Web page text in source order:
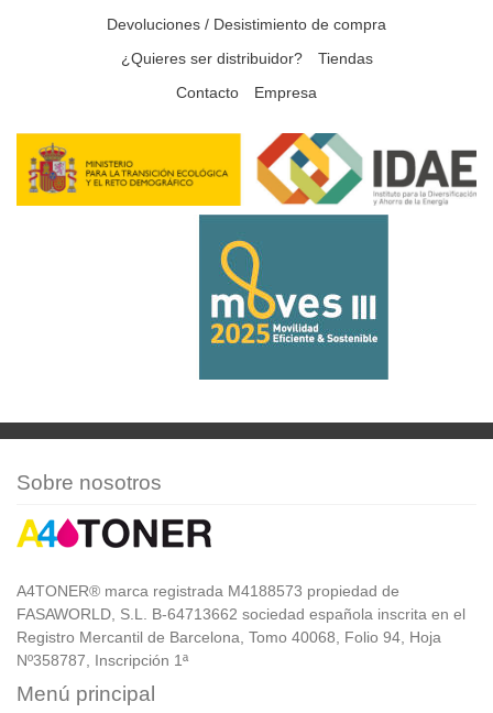
Devoluciones / Desistimiento de compra
¿Quieres ser distribuidor?
Tiendas
Contacto
Empresa
Sobre nosotros
A4TONER® marca registrada M4188573 propiedad de
FASAWORLD, S.L. B-64713662 sociedad española inscrita en el
Registro Mercantil de Barcelona, Tomo 40068, Folio 94, Hoja
Nº358787, Inscripción 1ª
Menú principal